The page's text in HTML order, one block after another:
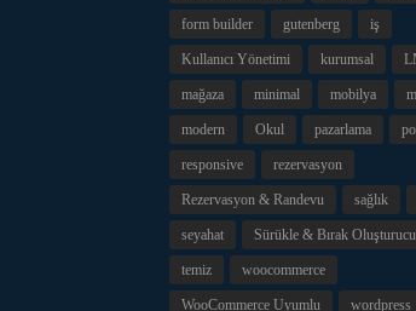
form builder gutenberg iş
Kullanıcı Yönetimi kurumsal
mağaza minimal mobilya
modern Okul pazarlama
responsive rezervasyon
Rezervasyon & Randevu sağlık
seyahat Sürükle & Bırak Oluşturucu
temiz woocommerce
WooCommerce Uyumlu wordpress